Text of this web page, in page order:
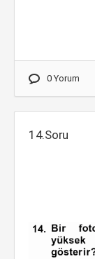
0 Yorum
14.Soru